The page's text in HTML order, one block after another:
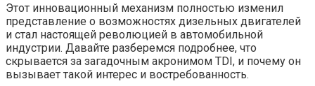
Этот инновационный механизм полностью изменил
представление о возможностях дизельных двигателей
и стал настоящей революцией в автомобильной
индустрии. Давайте разберемся подробнее, что
скрывается за загадочным акронимом TDI, и почему он
вызывает такой интерес и востребованность.